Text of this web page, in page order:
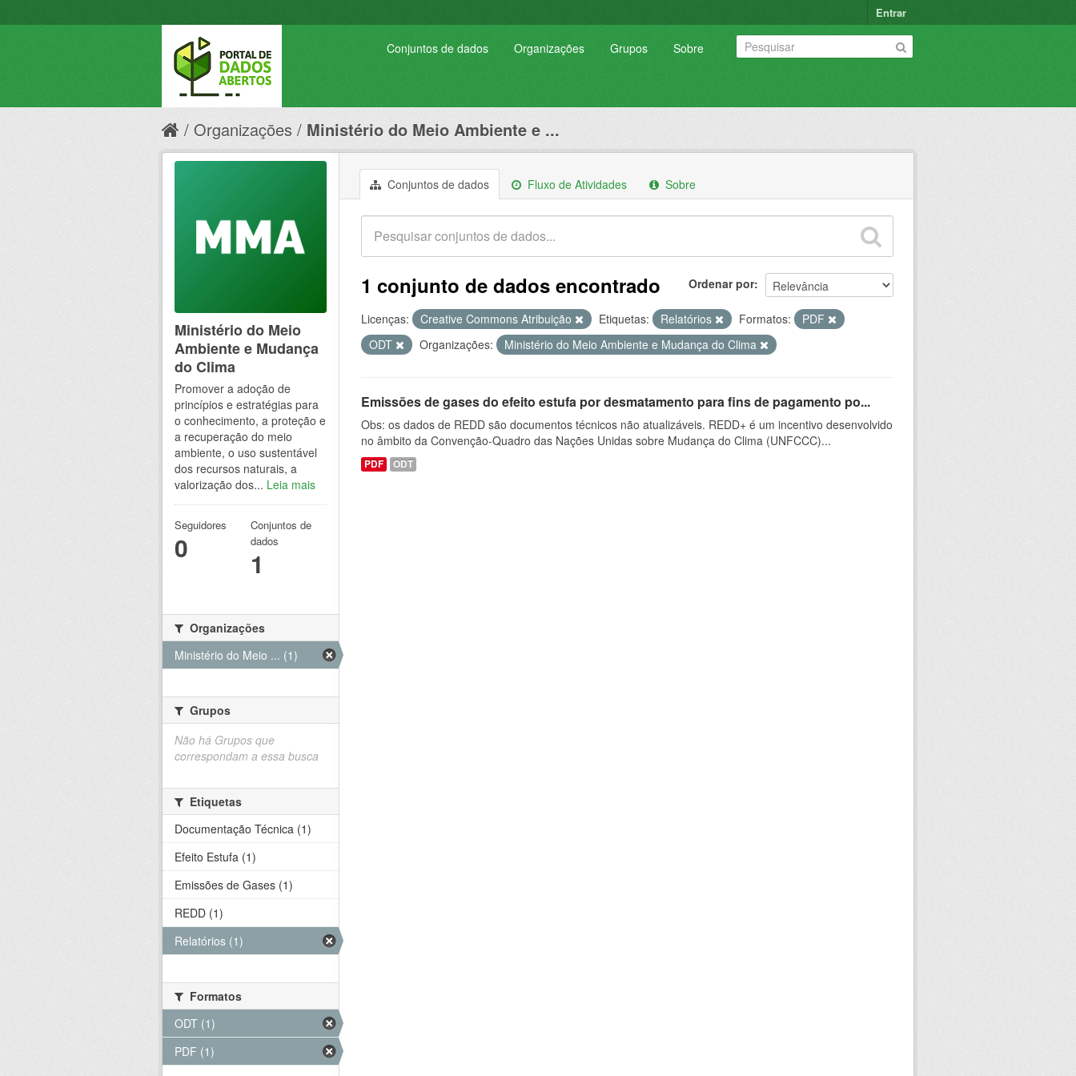
Entrar
Conjuntos de dados Organizações Grupos Sobre
Organizações Ministério do Meio Ambiente e ...
Conjuntos de dados Fluxo de Atividades Sobre
Ordenar por
1 conjunto de dados encontrado
Licenças: Creative Commons Atribuição Etiquetas: Relatórios Formatos:
PDF
ODT
Organizações: Ministério do Meio Ambiente e Mudança do Clima
Emissões de gases do efeito estufa por desmatamento para fins de pagamento po...
Obs: os dados de REDD são documentos técnicos não atualizáveis. REDD+ é um incentivo desenvolvido
no âmbito da Convenção-Quadro das Nações Unidas sobre Mudança do Clima (UNFCCC)...
PDF ODT
Ministério do Meio
Ambiente e Mudança
do Clima
Promover a adoção de
princípios e estratégias para
o conhecimento, a proteção e
a recuperação do meio
ambiente, o uso sustentável
dos recursos naturais, a
valorização dos... Leia mais
Seguidores
0
Conjuntos de
dados
1
Organizações
Ministério do Meio ... (1)
Grupos
Não há Grupos que
correspondam a essa busca
Etiquetas
Documentação Técnica (1)
Efeito Estufa (1)
Emissões de Gases (1)
REDD (1)
Relatórios (1)
Formatos
ODT (1)
PDF (1)